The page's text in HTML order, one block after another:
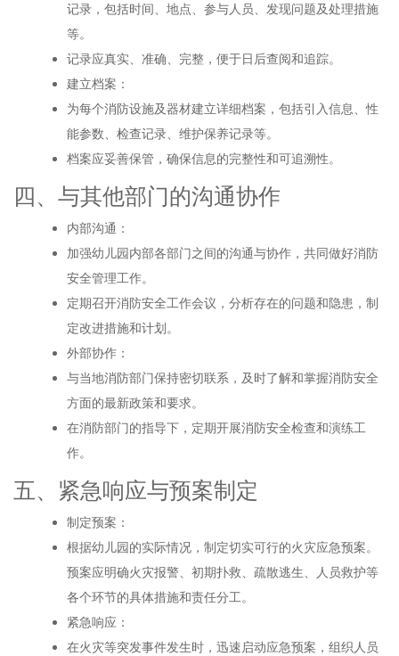
记录，包括时间、地点、参与人员、发现问题及处理措施
等。
记录应真实、准确、完整，便于日后查阅和追踪。
建立档案：
为每个消防设施及器材建立详细档案，包括引入信息、性
能参数、检查记录、维护保养记录等。
档案应妥善保管，确保信息的完整性和可追溯性。
四、与其他部门的沟通协作
内部沟通：
加强幼儿园内部各部门之间的沟通与协作，共同做好消防
安全管理工作。
定期召开消防安全工作会议，分析存在的问题和隐患，制
定改进措施和计划。
外部协作：
与当地消防部门保持密切联系，及时了解和掌握消防安全
方面的最新政策和要求。
在消防部门的指导下，定期开展消防安全检查和演练工
作。
五、紧急响应与预案制定
制定预案：
根据幼儿园的实际情况，制定切实可行的火灾应急预案。
预案应明确火灾报警、初期扑救、疏散逃生、人员救护等
各个环节的具体措施和责任分工。
紧急响应：
在火灾等突发事件发生时，迅速启动应急预案，组织人员